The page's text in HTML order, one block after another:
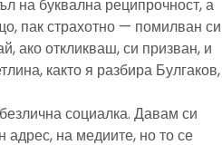
на буквална реципрочност, а
пак страхотно — помилван си
ако откликваш, си призван, и
както я разбира Булгаков,
социалка. Давам си
адрес, на медиите, но то се